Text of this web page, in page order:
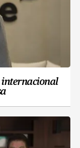
internacional